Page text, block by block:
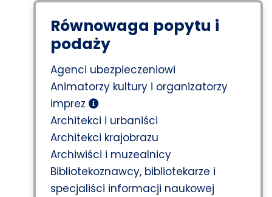
Równowaga popytu i
podaży
Agenci ubezpieczeniowi
Animatorzy kultury i organizatorzy
imprez
Architekci i urbaniści
Architekci krajobrazu
Archiwiści i muzealnicy
Bibliotekoznawcy, bibliotekarze i
specjaliści informacji naukowej